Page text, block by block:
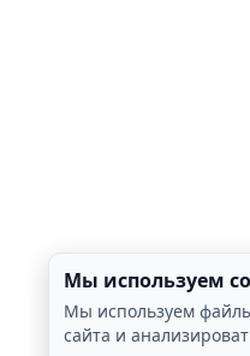
Мы используем
Мы используем
сайта и